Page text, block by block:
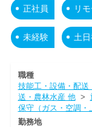
正社員 リ
未経験 土
職種
技能工・設備・配送
送・農林水産 他>
保守（ガス・空調・
勤務地